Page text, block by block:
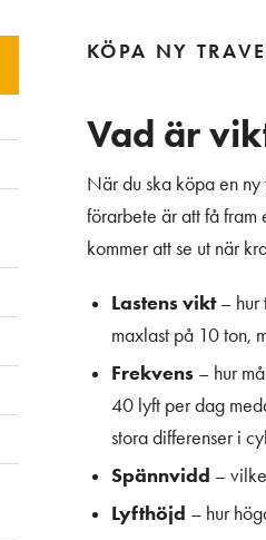
KÖPA NY
Vad är
När du ska köpa en
förarbete är att få fram
kommer att se ut när
Lastens vikt– hur
maxlast på 10 ton,
Frekvens – hur
40 lyft per dag
stora differenser i
Spännvidd –
Lyfthöjd – hur